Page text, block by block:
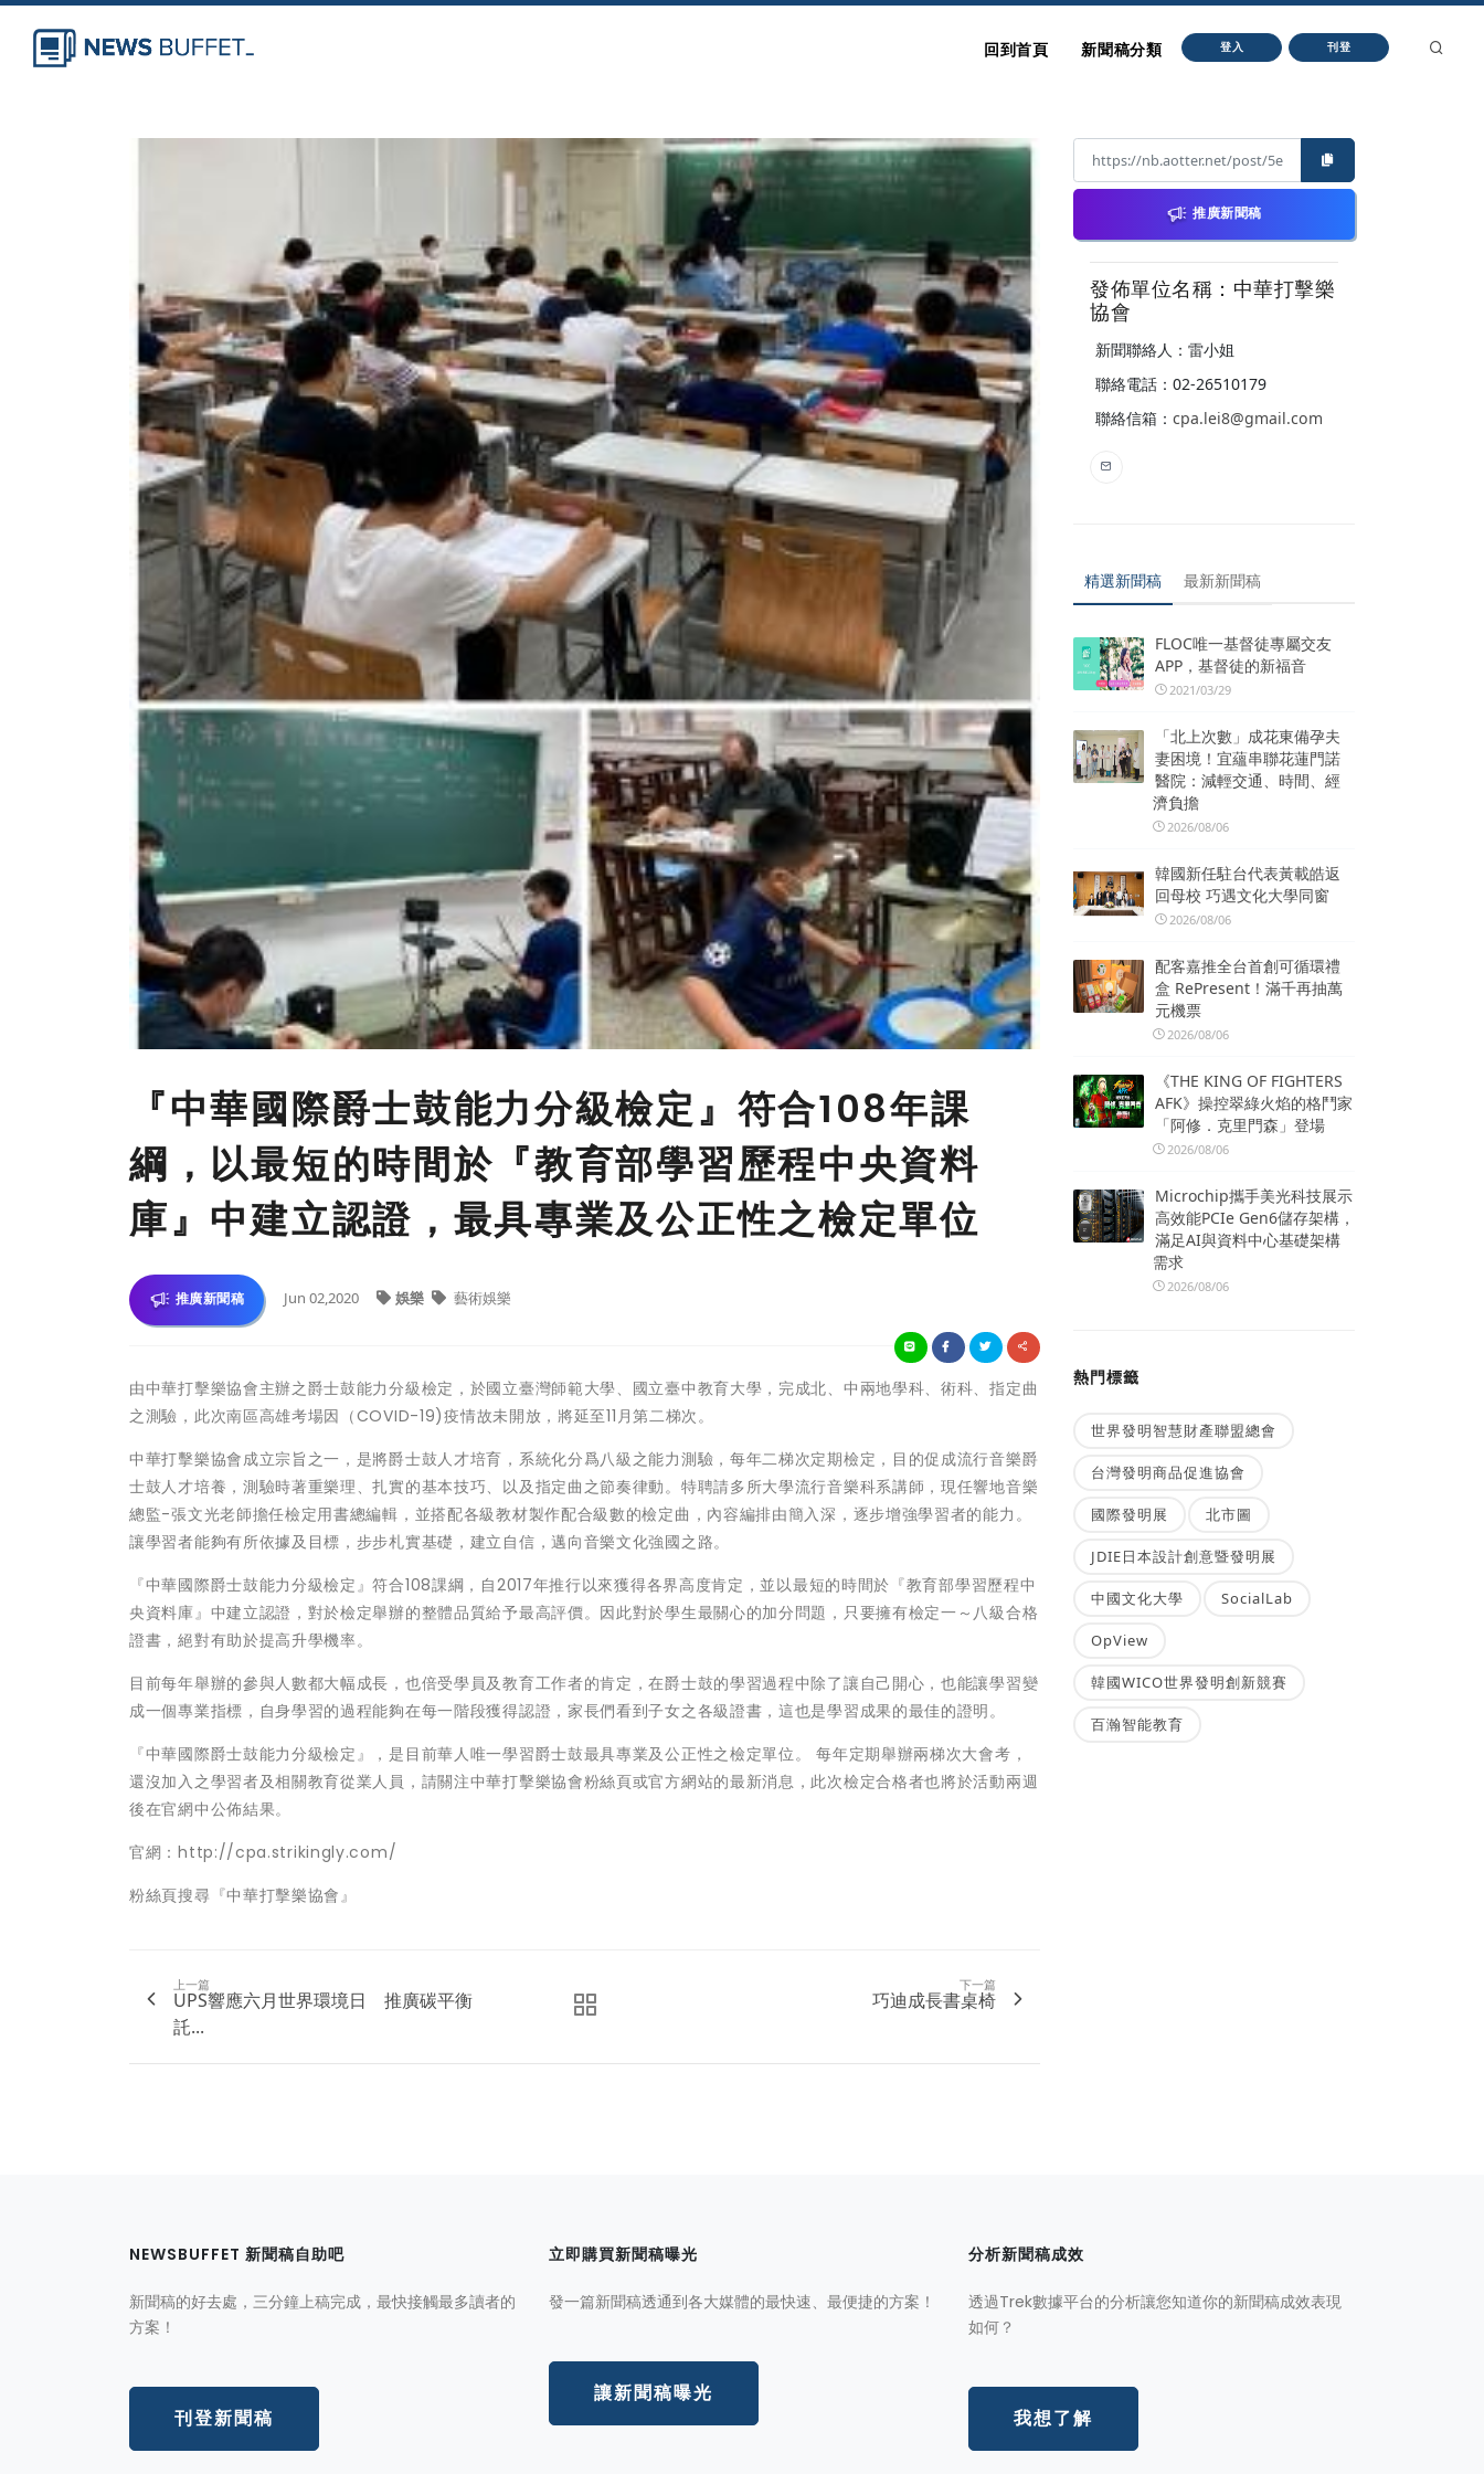
回到首頁 新聞稿分類 登入 刊登
『中華國際爵士鼓能力分級檢定』符合108年課
綱，以最短的時間於『教育部學習歷程中央資料
庫』中建立認證，最具專業及公正性之檢定單位
推廣新聞稿 Jun 02,2020 娛樂 藝術娛樂
由中華打擊樂協會主辦之爵士鼓能力分級檢定，於國立臺灣師範大學、國立臺中教育大學，完成北、中兩地學科、術科、指定曲
之測驗，此次南區高雄考場因（COVID-19)疫情故未開放，將延至11月第二梯次。
中華打擊樂協會成立宗旨之一，是將爵士鼓人才培育，系統化分爲八級之能力測驗，每年二梯次定期檢定，目的促成流行音樂爵
士鼓人才培養，測驗時著重樂理、扎實的基本技巧、以及指定曲之節奏律動。特聘請多所大學流行音樂科系講師，現任響地音樂
總監-張文光老師擔任檢定用書總編輯，並搭配各級教材製作配合級數的檢定曲，內容編排由簡入深，逐步增強學習者的能力。
讓學習者能夠有所依據及目標，步步札實基礎，建立自信，邁向音樂文化強國之路。
『中華國際爵士鼓能力分級檢定』符合108課綱，自2017年推行以來獲得各界高度肯定，並以最短的時間於『教育部學習歷程中
央資料庫』中建立認證，對於檢定舉辦的整體品質給予最高評價。因此對於學生最關心的加分問題，只要擁有檢定一～八級合格
證書，絕對有助於提高升學機率。
目前每年舉辦的參與人數都大幅成長，也倍受學員及教育工作者的肯定，在爵士鼓的學習過程中除了讓自己開心，也能讓學習變
成一個專業指標，自身學習的過程能夠在每一階段獲得認證，家長們看到子女之各級證書，這也是學習成果的最佳的證明。
『中華國際爵士鼓能力分級檢定』，是目前華人唯一學習爵士鼓最具專業及公正性之檢定單位。 每年定期舉辦兩梯次大會考，
還沒加入之學習者及相關教育從業人員，請關注中華打擊樂協會粉絲頁或官方網站的最新消息，此次檢定合格者也將於活動兩週
後在官網中公佈結果。
官網：http://cpa.strikingly.com/
粉絲頁搜尋『中華打擊樂協會』
上一篇
UPS響應六月世界環境日 推廣碳平衡
託...
下一篇
巧迪成長書桌椅
推廣新聞稿
發佈單位名稱：中華打擊樂
協會
新聞聯絡人：雷小姐
聯絡電話：02-26510179
聯絡信箱： cpa.lei8@gmail.com
精選新聞稿 最新新聞稿
FLOC唯一基督徒專屬交友
APP，基督徒的新福音
2021/03/29
「北上次數」成花東備孕夫
妻困境！宜蘊串聯花蓮門諾
醫院：減輕交通、時間、經
濟負擔
2026/08/06
韓國新任駐台代表黃載皓返
回母校 巧遇文化大學同窗
2026/08/06
配客嘉推全台首創可循環禮
盒 RePresent！滿千再抽萬
元機票
2026/08/06
《THE KING OF FIGHTERS
AFK》操控翠綠火焰的格鬥家
「阿修．克里門森」登場
2026/08/06
Microchip攜手美光科技展示
高效能PCIe Gen6儲存架構，
滿足AI與資料中心基礎架構
需求
2026/08/06
熱門標籤
世界發明智慧財產聯盟總會
台灣發明商品促進協會
國際發明展 北市圖
JDIE日本設計創意暨發明展
中國文化大學 SocialLab
OpView
韓國WICO世界發明創新競賽
百瀚智能教育
NEWSBUFFET 新聞稿自助吧
新聞稿的好去處，三分鐘上稿完成，最快接觸最多讀者的
方案！
刊登新聞稿
立即購買新聞稿曝光
發一篇新聞稿透通到各大媒體的最快速、最便捷的方案！
讓新聞稿曝光
分析新聞稿成效
透過Trek數據平台的分析讓您知道你的新聞稿成效表現
如何？
我想了解